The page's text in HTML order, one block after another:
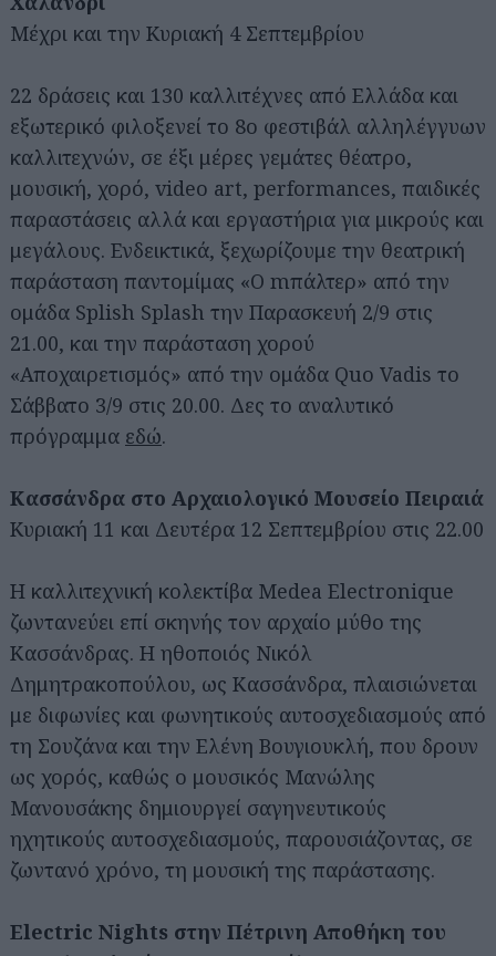
Μέχρι και την Κυριακή 4 Σεπτεμβρίου
22 δράσεις και 130 καλλιτέχνες από Ελλάδα και
εξωτερικό φιλοξενεί το 8ο φεστιβάλ αλληλέγγυων
καλλιτεχνών, σε έξι μέρες γεμάτες θέατρο,
μουσική, χορό, video art, performances, παιδικές
παραστάσεις αλλά και εργαστήρια για μικρούς και
μεγάλους. Ενδεικτικά, ξεχωρίζουμε την θεατρική
παράσταση παντομίμας «Ο mπάλτερ» από την
ομάδα Splish Splash την Παρασκευή 2/9 στις
21.00, και την παράσταση χορού
«Αποχαιρετισμός» από την ομάδα Quo Vadis το
Σάββατο 3/9 στις 20.00. Δες το αναλυτικό
πρόγραμμα εδώ.
Κασσάνδρα στο Αρχαιολογικό Μουσείο Πειραιά
Κυριακή 11 και Δευτέρα 12 Σεπτεμβρίου στις 22.00
Η καλλιτεχνική κολεκτίβα Medea Electronique
ζωντανεύει επί σκηνής τον αρχαίο μύθο της
Κασσάνδρας. Η ηθοποιός Νικόλ
Δημητρακοπούλου, ως Κασσάνδρα, πλαισιώνεται
με διφωνίες και φωνητικούς αυτοσχεδιασμούς από
τη Σουζάνα και την Ελένη Βουγιουκλή, που δρουν
ως χορός, καθώς ο μουσικός Μανώλης
Μανουσάκης δημιουργεί σαγηνευτικούς
ηχητικούς αυτοσχεδιασμούς, παρουσιάζοντας, σε
ζωντανό χρόνο, τη μουσική της παράστασης.
Electric Nights στην Πέτρινη Αποθήκη του